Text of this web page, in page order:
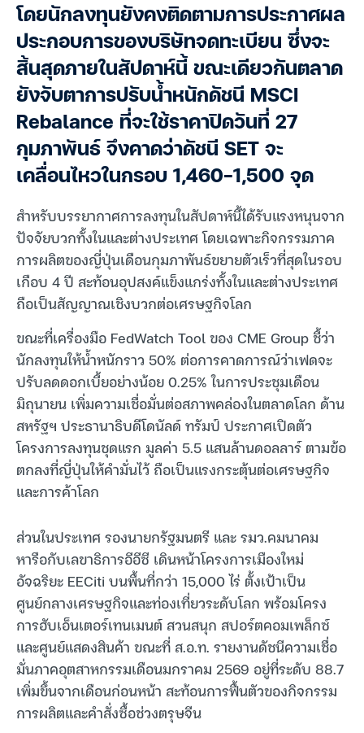
โดยนักลงทุนยังคงติดตามการประกาศผล
ประกอบการของบริษัทจดทะเบียน ซึ่งจะ
สิ้นสุดภายในสัปดาห์นี้ ขณะเดียวกันตลาด
ยังจับตาการปรับน้ำหนักดัชนี MSCI
Rebalance ที่จะใช้ราคาปิดวันที่ 27
กุมภาพันธ์ จึงคาดว่าดัชนี SET จะ
เคลื่อนไหวในกรอบ 1,460-1,500 จุด
สำหรับบรรยากาศการลงทุนในสัปดาห์นี้ได้รับแรงหนุนจาก
ปัจจัยบวกทั้งในและต่างประเทศ โดยเฉพาะกิจกรรมภาค
การผลิตของญี่ปุ่นเดือนกุมภาพันธ์ขยายตัวเร็วที่สุดในรอบ
เกือบ 4 ปี สะท้อนอุปสงค์แข็งแกร่งทั้งในและต่างประเทศ
ถือเป็นสัญญาณเชิงบวกต่อเศรษฐกิจโลก
ขณะที่เครื่องมือ FedWatch Tool ของ CME Group ชี้ว่า
นักลงทุนให้น้ำหนักราว 50% ต่อการคาดการณ์ว่าเฟดจะ
ปรับลดดอกเบี้ยอย่างน้อย 0.25% ในการประชุมเดือน
มิถุนายน เพิ่มความเชื่อมั่นต่อสภาพคล่องในตลาดโลก ด้าน
สหรัฐฯ ประธานาธิบดีโดนัลด์ ทรัมป์ ประกาศเปิดตัว
โครงการลงทุนชุดแรก มูลค่า 5.5 แสนล้านดอลลาร์ ตามข้อ
ตกลงที่ญี่ปุ่นให้คำมั่นไว้ ถือเป็นแรงกระตุ้นต่อเศรษฐกิจ
และการค้าโลก
ส่วนในประเทศ รองนายกรัฐมนตรี และ รมว.คมนาคม
หารือกับเลขาธิการอีอีซี เดินหน้าโครงการเมืองใหม่
อัจฉริยะ EECiti บนพื้นที่กว่า 15,000 ไร่ ตั้งเป้าเป็น
ศูนย์กลางเศรษฐกิจและท่องเที่ยวระดับโลก พร้อมโครง
การฮับเอ็นเตอร์เทนเมนต์ สวนสนุก สปอร์ตคอมเพล็กซ์
และศูนย์แสดงสินค้า ขณะที่ ส.อ.ท. รายงานดัชนีความเชื่อ
มั่นภาคอุตสาหกรรมเดือนมกราคม 2569 อยู่ที่ระดับ 88.7
เพิ่มขึ้นจากเดือนก่อนหน้า สะท้อนการฟื้นตัวของกิจกรรม
การผลิตและคำสั่งซื้อช่วงตรุษจีน